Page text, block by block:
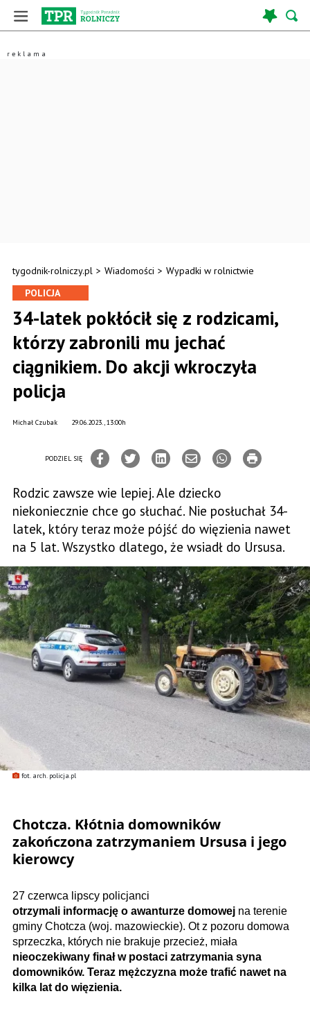
tygodnik-rolniczy.pl > Wiadomości > Wypadki w rolnictwie
fot. arch. policja.pl
POLICJA
34-latek pokłócił się z rodzicami,
którzy zabronili mu jechać
ciągnikiem. Do akcji wkroczyła
policja
29.06.2023., 13:00h
Michał Czubak
PODZIEL SIĘ
Rodzic zawsze wie lepiej. Ale dziecko
niekoniecznie chce go słuchać. Nie posłuchał 34-
latek, który teraz może pójść do więzienia nawet
na 5 lat. Wszystko dlatego, że wsiadł do Ursusa.
Chotcza. Kłótnia domowników
zakończona zatrzymaniem Ursusa i jego
kierowcy
27 czerwca lipscy policjanci
otrzymali informację o awanturze domowej na terenie
gminy Chotcza (woj. mazowieckie). Ot z pozoru domowa
sprzeczka, których nie brakuje przecież, miała
nieoczekiwany finał w postaci zatrzymania syna
domowników. Teraz mężczyzna może trafić nawet na
kilka lat do więzienia.